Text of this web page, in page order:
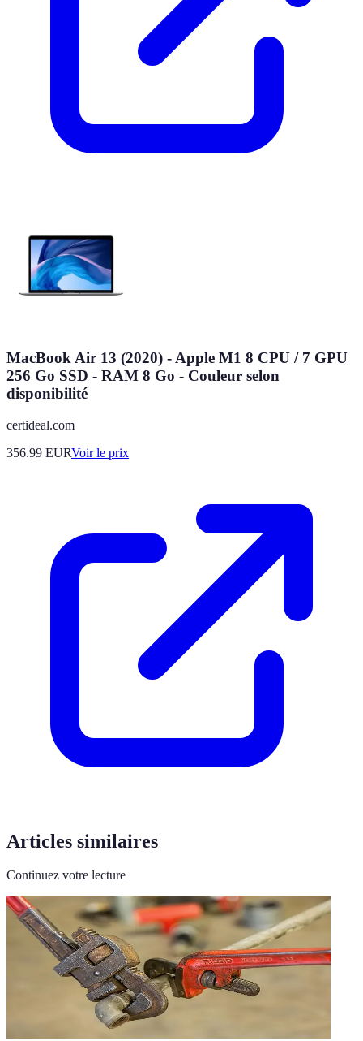
MacBook Air 13 (2020) - Apple M1 8 CPU / 7 GPU
256 Go SSD - RAM 8 Go - Couleur selon
disponibilité
certideal.com
356.99 EURVoir le prix
Articles similaires
Continuez votre lecture